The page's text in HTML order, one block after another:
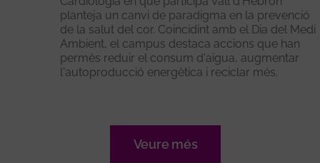
planteja un canvi de paradigma en la prevenció
de la salut del cor. Coincidint amb el Dia del Medi
Ambient, el campus destaca accions que han
permès reduir el consum d'aigua, augmentar
l'autoproducció energètica i reciclar més.
Veure més